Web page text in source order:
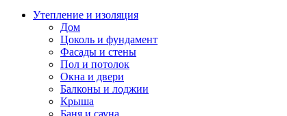
Утепление и изоляция
Дом
Цоколь и фундамент
Фасады и стены
Пол и потолок
Окна и двери
Балконы и лоджии
Крыша
Баня и сауна